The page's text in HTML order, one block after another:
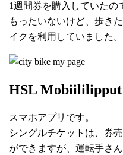
1週間券を購入していた
もったいないけど、歩き
イクを利用していました。
HSL
スマホアプリです。
シングルチケットは、券
ができますが、運転手さ